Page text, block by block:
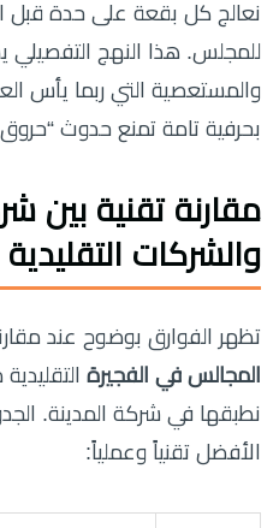
نعالج كل بقعة على حدة قبل
للمجلس. هذا النهج التفصيلي
والمستعصية التي ربما يأس
بحرفية تامة تمنع حدوث
مقارنة تقنية بين
والشركات التقليدية
تظهر الفوارق بوضوح عند
المجالس في الفجيرة
نطبقها في شركة المدينة.
الأفضل تقنياً وعملياً: